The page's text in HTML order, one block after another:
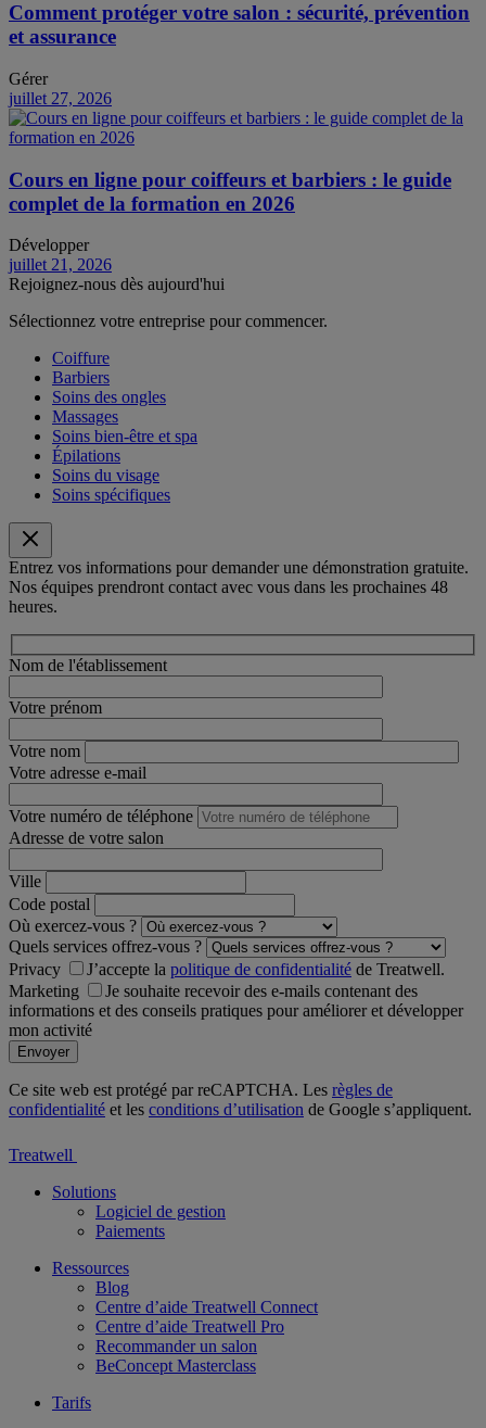
Comment protéger votre salon : sécurité, prévention
et assurance
Gérer
juillet 27, 2026
Cours en ligne pour coiffeurs et barbiers : le guide
complet de la formation en 2026
Développer
juillet 21, 2026
Rejoignez-nous dès aujourd'hui
Sélectionnez votre entreprise pour commencer.
Coiffure
Barbiers
Soins des ongles
Massages
Soins bien-être et spa
Épilations
Soins du visage
Soins spécifiques
Entrez vos informations pour demander une démonstration gratuite.
Nos équipes prendront contact avec vous dans les prochaines 48
heures.
Nom de l'établissement
Votre prénom
Votre nom
Votre adresse e-mail
Votre numéro de téléphone
Adresse de votre salon
Ville
Code postal
Où exercez-vous ?
Quels services offrez-vous ?
Privacy
J’accepte la politique de confidentialité de Treatwell.
Marketing
Je souhaite recevoir des e-mails contenant des
informations et des conseils pratiques pour améliorer et développer
mon activité
Ce site web est protégé par reCAPTCHA. Les règles de
confidentialité et les conditions d’utilisation de Google s’appliquent.
Treatwell
Solutions
Logiciel de gestion
Paiements
Ressources
Blog
Centre d’aide Treatwell Connect
Centre d’aide Treatwell Pro
Recommander un salon
BeConcept Masterclass
Tarifs